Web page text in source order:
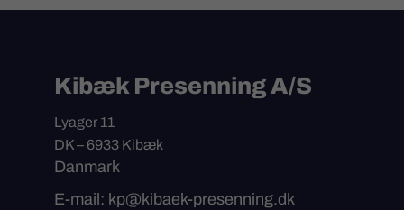
Kibæk Presenning A/S
Lyager 11
DK – 6933 Kibæk
Danmark
E-mail: kp@kibaek-presenning.dk